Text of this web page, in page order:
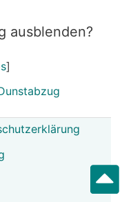
ausblenden?
]